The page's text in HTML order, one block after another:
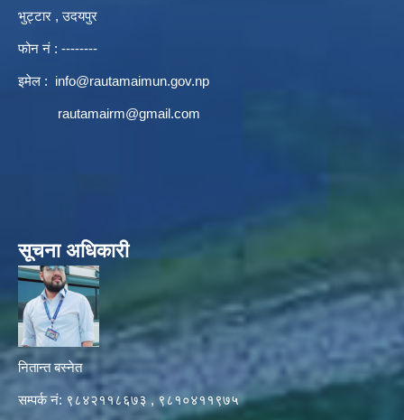
भुट्टार , उदयपुर
फोन नं : --------
इमेल : info@rautamaimun.gov.np
rautamairm@gmail.com
सूचना अधिकारी
नितान्त बस्नेत
सम्पर्क नं: ९८४२११८६७३ , ९८१०४११९७५